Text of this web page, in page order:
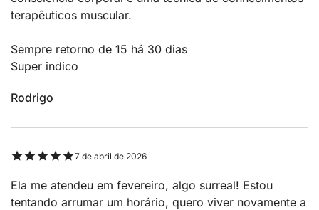
terapêuticos muscular.
Sempre retorno de 15 há 30 dias
Super indico
Rodrigo
7 de abril de 2026
Ela me atendeu em fevereiro, algo surreal! Estou
tentando arrumar um horário, quero viver novamente a